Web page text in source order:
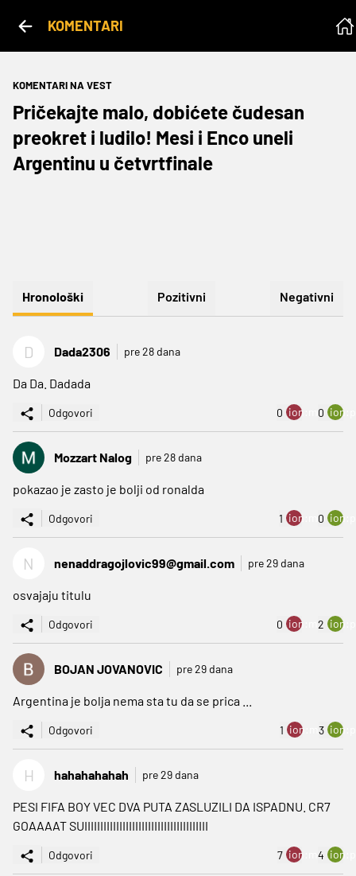
KOMENTARI
KOMENTARI NA VEST
Pričekajte malo, dobićete čudesan
preokret i ludilo! Mesi i Enco uneli
Argentinu u četvrtfinale
Hronološki Pozitivni Negativni
D Dada2306 pre 28 dana
Da Da. Dadada
Odgovori 0 ion:minus
0
Mozzart Nalog pre 28 dana
pokazao je zasto je bolji od ronalda
Odgovori 1 ion:minus
0
N nenaddragojlovic99@gmail.com pre 29 dana
osvajaju titulu
Odgovori 0 ion:minus
2
BOJAN JOVANOVIC pre 29 dana
Argentina je bolja nema sta tu da se prica ...
Odgovori 1 ion:minus
3
H hahahahahah pre 29 dana
PESI FIFA BOY VEC DVA PUTA ZASLUZILI DA ISPADNU. CR7
GOAAAAT SUIIIIIIIIIIIIIIIIIIIIIIIIIIIIIIIIIIIIIII
Odgovori 7 ion:minus
4